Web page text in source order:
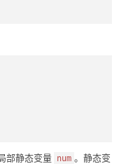
部静态变量 num 。静态变